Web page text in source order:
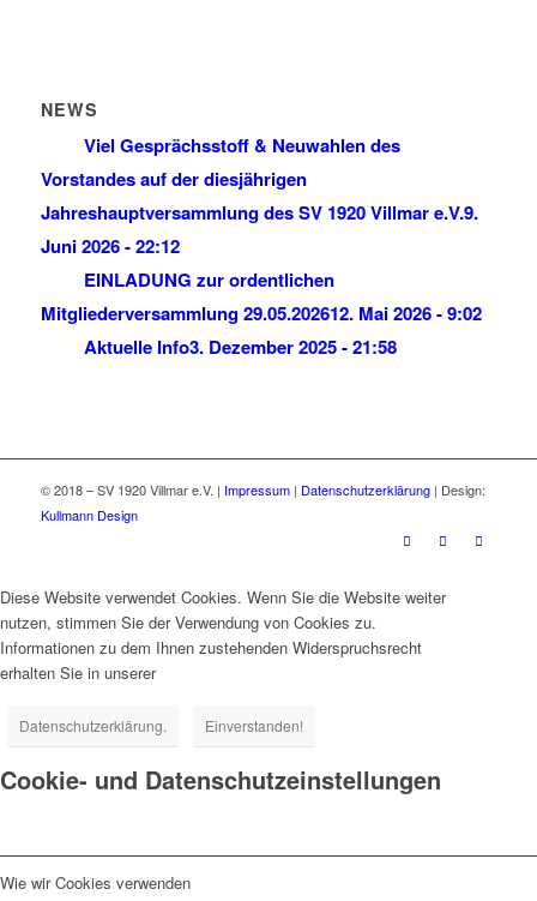
NEWS
Viel Gesprächsstoff & Neuwahlen des
Vorstandes auf der diesjährigen
Jahreshauptversammlung des SV 1920 Villmar e.V.9.
Juni 2026 - 22:12
EINLADUNG zur ordentlichen
Mitgliederversammlung 29.05.202612. Mai 2026 - 9:02
Aktuelle Info3. Dezember 2025 - 21:58
© 2018 – SV 1920 Villmar e.V. | Impressum| Datenschutzerklärung| Design:
Kullmann Design
Diese Website verwendet Cookies. Wenn Sie die Website weiter
nutzen, stimmen Sie der Verwendung von Cookies zu.
Informationen zu dem Ihnen zustehenden Widerspruchsrecht
erhalten Sie in unserer
Datenschutzerklärung. Einverstanden!
Cookie- und Datenschutzeinstellungen
Wie wir Cookies verwenden